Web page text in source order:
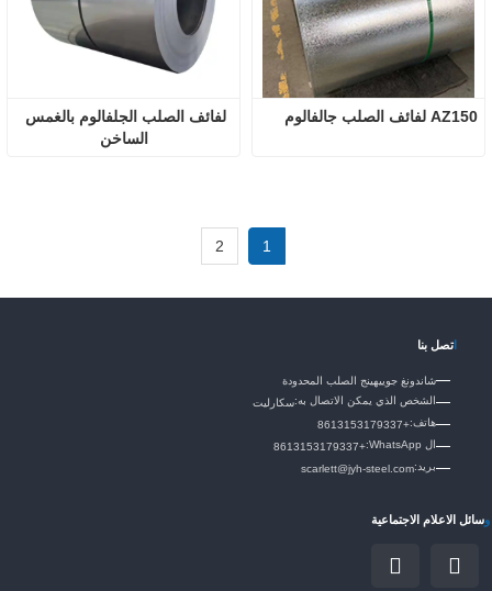
الساخن
AZ150 لفائف الصلب جالفالوم
1
2
اتصل بنا
شاندونغ جوييهينج الصلب المحدودة
الشخص الذي يمكن الاتصال به:سكارليت
هاتف:+8613153179337
ال WhatsApp:
+8613153179337
بريد:scarlett@jyh-steel.com
وسائل الاعلام الاجتماعية